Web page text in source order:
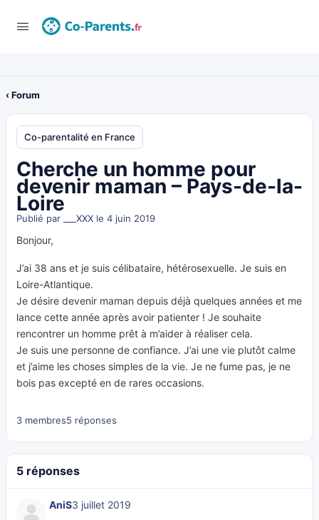
‹ Forum
Co-parentalité en France
Cherche un homme pour
devenir maman – Pays-de-la-
Loire
Publié par ___XXX le 4 juin 2019
Bonjour,
J’ai 38 ans et je suis célibataire, hétérosexuelle. Je suis en
Loire-Atlantique.
Je désire devenir maman depuis déjà quelques années et me
lance cette année après avoir patienter ! Je souhaite
rencontrer un homme prêt à m’aider à réaliser cela.
Je suis une personne de confiance. J’ai une vie plutôt calme
et j’aime les choses simples de la vie. Je ne fume pas, je ne
bois pas excepté en de rares occasions.
3 membres5 réponses
5 réponses
AniS3 juillet 2019